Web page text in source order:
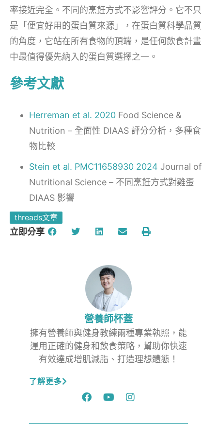
率接近完全。不同的烹飪方式不影響評分。它不只
是「便宜好用的蛋白質來源」，在蛋白質科學品質
的角度，它站在所有食物的頂端，是任何飲食計畫
中最值得優先納入的蛋白質選擇之一。
參考文獻
Herreman et al. 2020 Food Science &
Nutrition – 全面性 DIAAS 評分分析，多種食
物比較
Stein et al. PMC11658930 2024 Journal of
Nutritional Science – 不同烹飪方式對雞蛋
DIAAS 影響
threads文章
立即分享
營養師杯蓋
擁有營養師與健身教練兩種專業執照，能
運用正確的健身和飲食策略，幫助你快速
有效達成增肌減脂、打造理想體態！
了解更多